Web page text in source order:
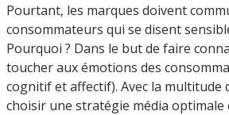
Pourtant, les marques doivent
consommateurs qui se disent
Pourquoi ? Dans le but de faire
toucher aux émotions des
cognitif et affectif). Avec la multitude
choisir une stratégie média